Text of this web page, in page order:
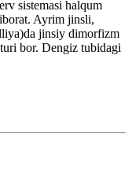
sistemasi halqum
Ayrim jinsli,
jinsiy dimorfizm
bor. Dengiz tubidagi